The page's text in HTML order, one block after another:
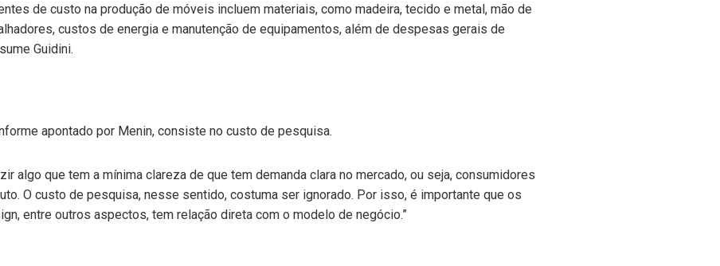
de custo na produção de móveis incluem materiais, como madeira, tecido e metal, mão de
custos de energia e manutenção de equipamentos, além de despesas gerais de
Guidini.
apontado por Menin, consiste no custo de pesquisa.
algo que tem a mínima clareza de que tem demanda clara no mercado, ou seja, consumidores
O custo de pesquisa, nesse sentido, costuma ser ignorado. Por isso, é importante que os
entre outros aspectos, tem relação direta com o modelo de negócio.”